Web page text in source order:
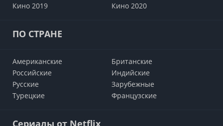
Кино 2019
Кино 2020
ПО СТРАНЕ
Американские
Британские
Российские
Индийские
Русские
Зарубежные
Турецкие
Французские
Сериалы от Netflix